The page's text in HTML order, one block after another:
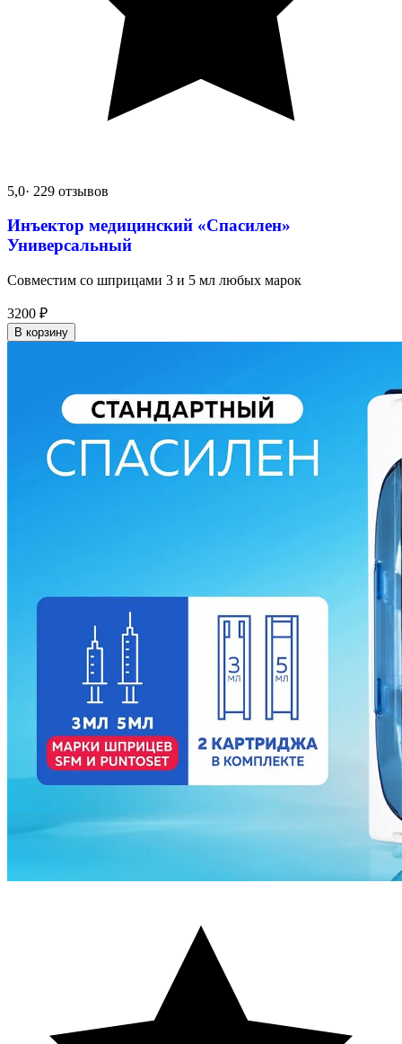
5,0· 229 отзывов
Инъектор медицинский «Спасилен»
Универсальный
Совместим со шприцами 3 и 5 мл любых марок
3200 ₽
В корзину